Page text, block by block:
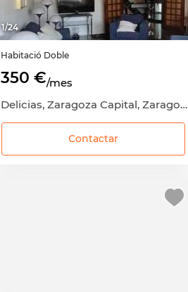
1/24
Habitació Doble
350 €/mes
Delicias, Zaragoza Capital, Zaragoza
Contactar